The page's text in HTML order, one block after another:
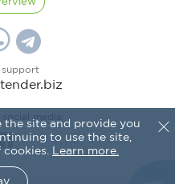
the site and provide you
to use the site,
Learn more.
support